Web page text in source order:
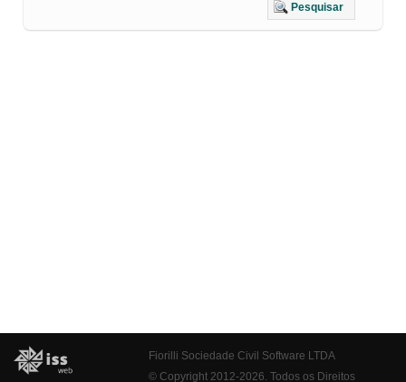
Pesquisar
Fiorilli Sociedade Civil Software LTDA
© Copyright 2012-2026. Todos os Direitos